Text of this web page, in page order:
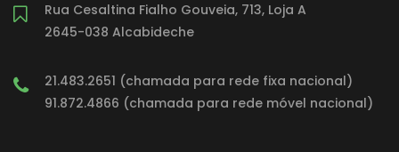
Rua Cesaltina Fialho Gouveia, 713, Loja A
2645-038 Alcabideche
21.483.2651 (chamada para rede fixa nacional)
91.872.4866 (chamada para rede móvel nacional)